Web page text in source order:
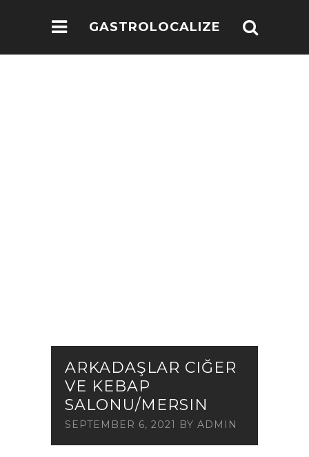
GASTROLOCALIZE
ARKADAŞLAR CIĞER
VE KEBAP
SALONU/MERSIN
SEPTEMBER 6, 2021 BY ADMIN